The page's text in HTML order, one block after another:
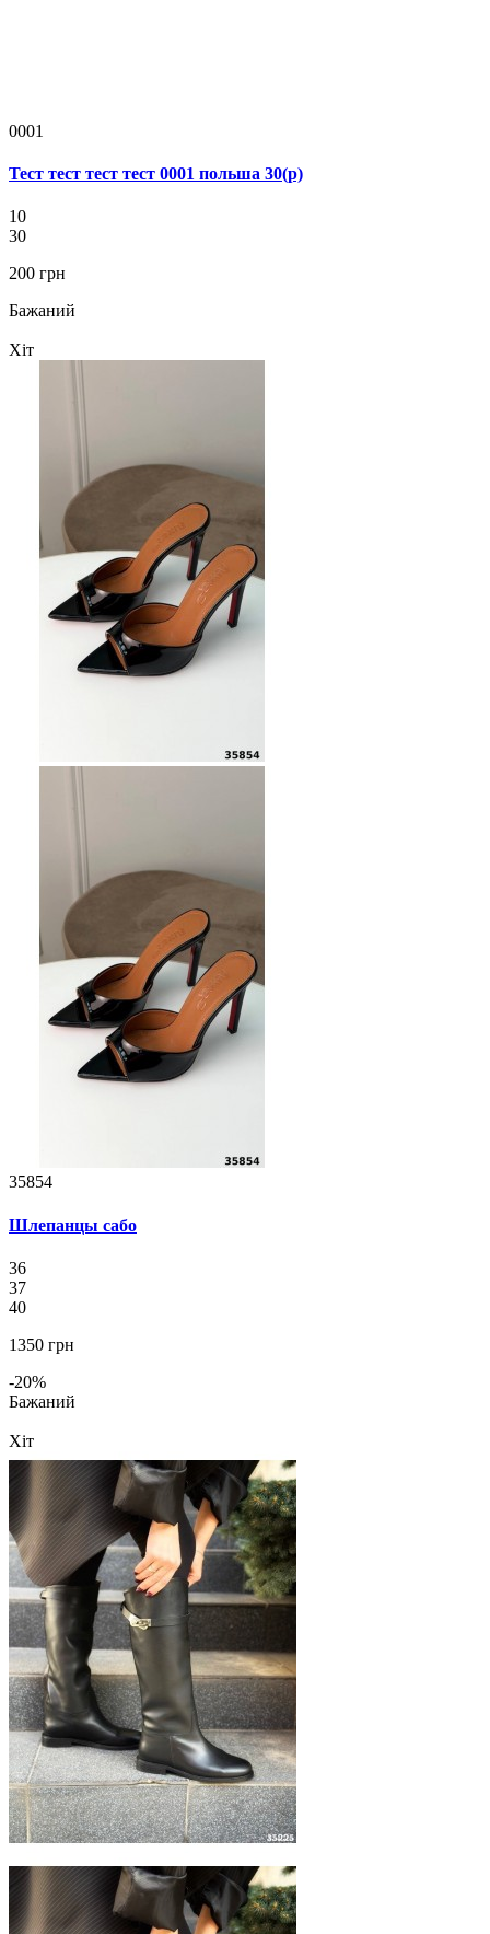
0001
Тест тест тест тест 0001 польша 30(р)
10
30
200 грн
Бажаний
Хіт
35854
Шлепанцы сабо
36
37
40
1350 грн
-20%
Бажаний
Хіт